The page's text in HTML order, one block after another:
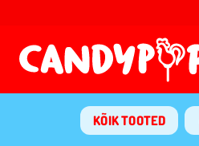
KÕIK TOOTED